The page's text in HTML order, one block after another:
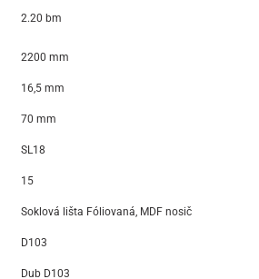
2.20 bm
2200 mm
16,5 mm
70 mm
SL18
15
Soklová lišta Fóliovaná, MDF nosič
D103
Dub D103